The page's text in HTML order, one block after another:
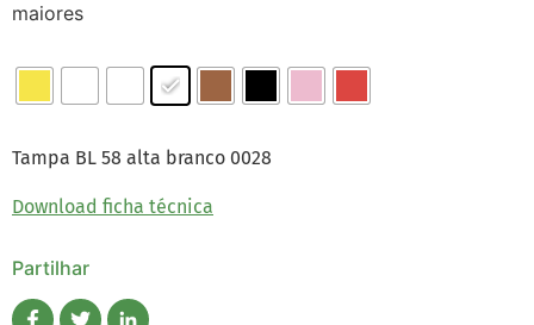
maiores
Tampa BL 58 alta branco 0028
Download ficha técnica
Partilhar